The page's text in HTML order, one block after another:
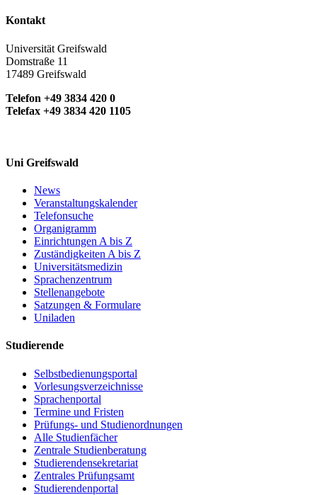
Kontakt
Universität Greifswald
Domstraße 11
17489 Greifswald
Telefon +49 3834 420 0
Telefax +49 3834 420 1105
Uni Greifswald
News
Veranstaltungskalender
Telefonsuche
Organigramm
Einrichtungen A bis Z
Zuständigkeiten A bis Z
Universitätsmedizin
Sprachenzentrum
Stellenangebote
Satzungen & Formulare
Uniladen
Studierende
Selbstbedienungsportal
Vorlesungsverzeichnisse
Sprachenportal
Termine und Fristen
Prüfungs- und Studienordnungen
Alle Studienfächer
Zentrale Studienberatung
Studierendensekretariat
Zentrales Prüfungsamt
Studierendenportal